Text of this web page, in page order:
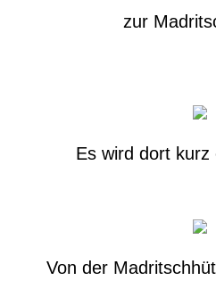
zur
Es wird dort kurz
Von der